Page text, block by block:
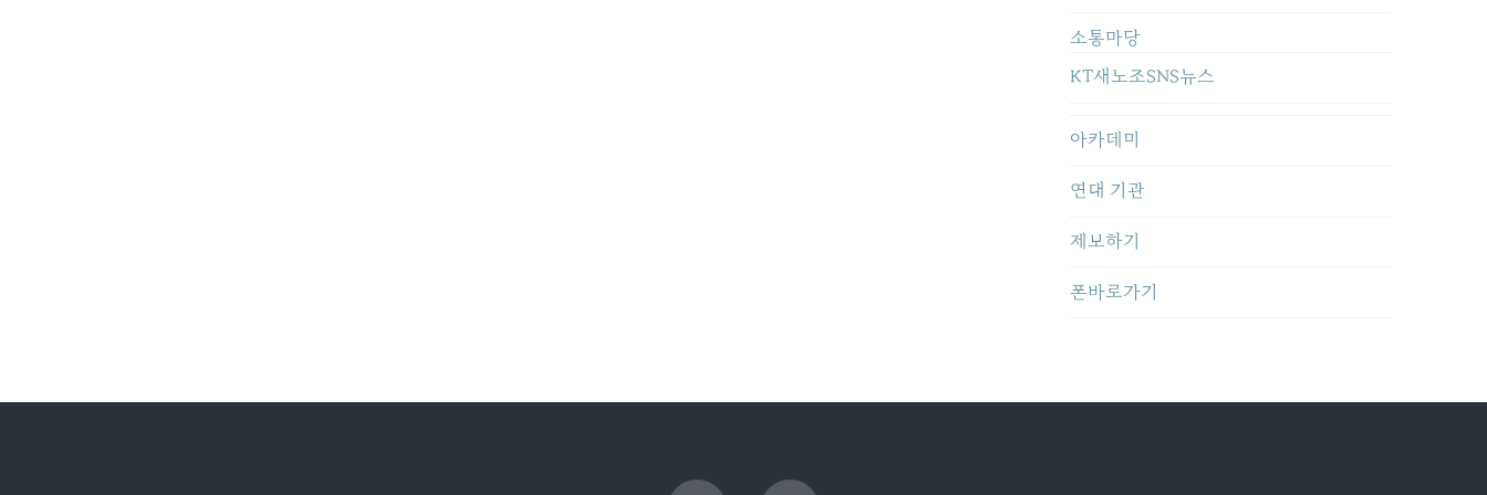
소통마당
KT새노조SNS뉴스
아카데미
연대 기관
제보하기
폰바로가기